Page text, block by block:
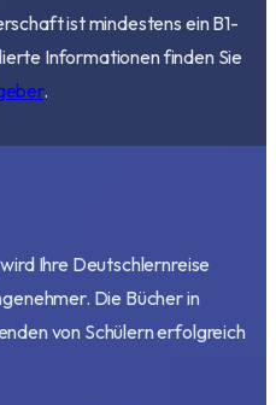
ist mindestens ein B1-
Informationen finden Sie
.
Ihre Deutschlernreise
Die Bücher in
von Schülern erfolgreich